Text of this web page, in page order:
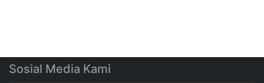
Sosial Media Kami